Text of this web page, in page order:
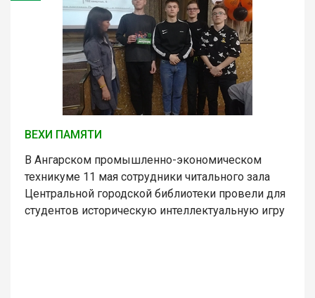
ВЕХИ ПАМЯТИ
В Ангарском промышленно-экономическом
техникуме 11 мая сотрудники читального зала
Центральной городской библиотеки провели для
студентов историческую интеллектуальную игру